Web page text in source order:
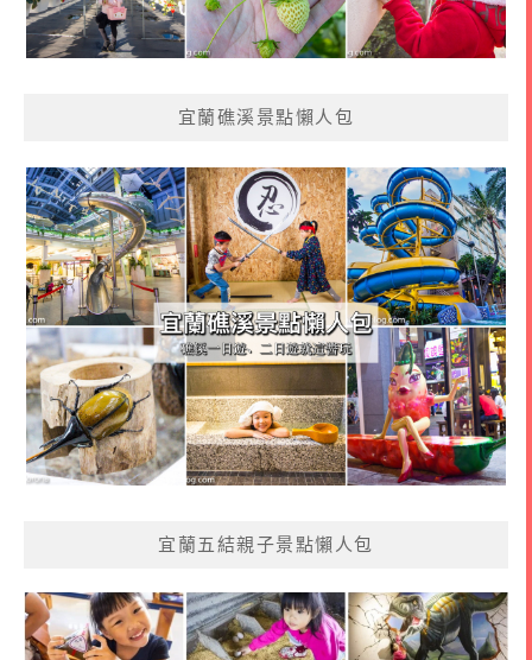
宜蘭礁溪景點懶人包
宜蘭五結親子景點懶人包